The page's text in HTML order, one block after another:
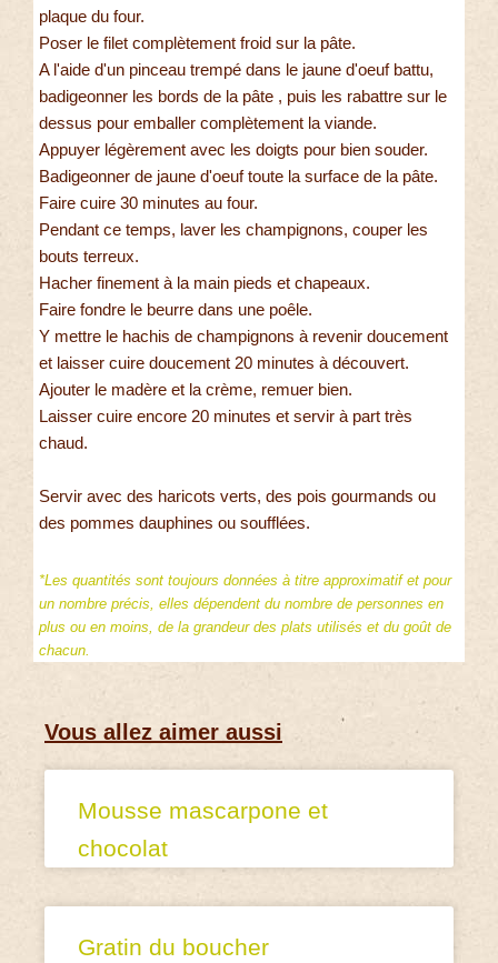
plaque du four.
Poser le filet complètement froid sur la pâte.
A l'aide d'un pinceau trempé dans le jaune d'oeuf battu,
badigeonner les bords de la pâte , puis les rabattre sur le
dessus pour emballer complètement la viande.
Appuyer légèrement avec les doigts pour bien souder.
Badigeonner de jaune d'oeuf toute la surface de la pâte.
Faire cuire 30 minutes au four.
Pendant ce temps, laver les champignons, couper les
bouts terreux.
Hacher finement à la main pieds et chapeaux.
Faire fondre le beurre dans une poêle.
Y mettre le hachis de champignons à revenir doucement
et laisser cuire doucement 20 minutes à découvert.
Ajouter le madère et la crème, remuer bien.
Laisser cuire encore 20 minutes et servir à part très
chaud.
Servir avec des haricots verts, des pois gourmands ou
des pommes dauphines ou soufflées.
*Les quantités sont toujours données à titre approximatif et pour
un nombre précis, elles dépendent du nombre de personnes en
plus ou en moins, de la grandeur des plats utilisés et du goût de
chacun.
Vous allez aimer aussi
Mousse mascarpone et
chocolat
Gratin du boucher